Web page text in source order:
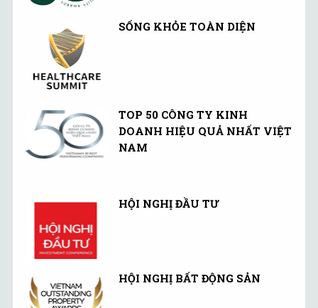
SỐNG KHỎE TOÀN DIỆN
TOP 50 CÔNG TY KINH
DOANH HIỆU QUẢ NHẤT VIỆT
NAM
HỘI NGHỊ ĐẦU TƯ
HỘI NGHỊ BẤT ĐỘNG SẢN